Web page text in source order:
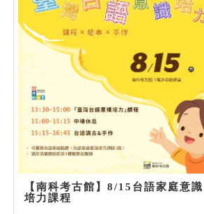
【南科考古館】8/15台語家庭意識
培力課程